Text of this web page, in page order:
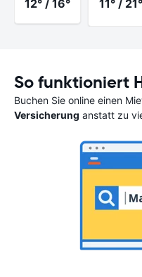
12° / 16° 11° / 21°
So funktioniert
Buchen Sie online einen
Versicherung anstatt zu